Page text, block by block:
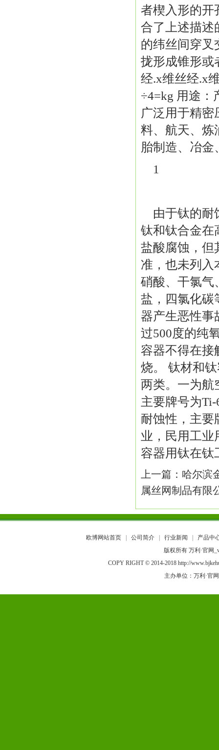
者楔入形的开
合了上述描述
的纬丝间穿叉
拢形成锥形或
经.x维丝经.x
÷4=kg 用途：
广泛用于精
料、航天、炼
胎制造、冶
1
由于钛的耐
钛和钛合金在
盐酸腐蚀，但
准，也未列入
硝酸、干氯气
盐，四氯化碳
器产生恶性事
过500度的纯
容器不得在接
烧。 钛材和
两类。一为航
主要牌号为
耐蚀性，主要
业，民用工业
容器用钛在钛
上一篇： 哈尔滨
属丝网制品有限
欧博网站首页 公司简介 行业新闻
产品中
版权所有 万利·官网
COPY RIGHT © 2014-2018 http://
主办单位：万利·官